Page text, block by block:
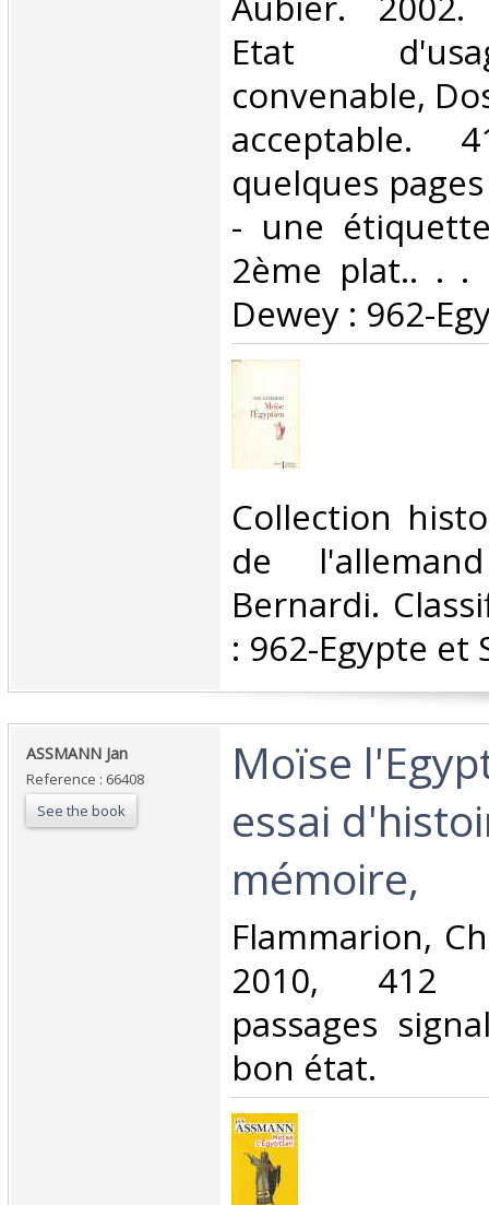
Etat
convenable,
acceptable.
quelques
- une
2ème plat.. . .
Dewey : 962-
‎Collection
de
Bernardi.
: 962-Egypte et
‎ASSMANN Jan‎
Reference : 66408
See the book
‎Moïse
essai
mémoire, ‎
‎Flammarion,
2010, 412
passages
bon état.‎